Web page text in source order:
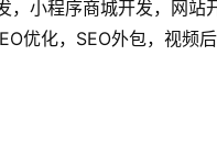
，小程序商城开发，网站
优化，SEO外包，视频